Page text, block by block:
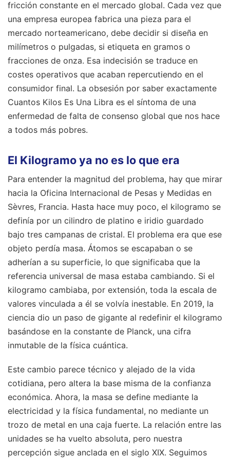
fricción constante en el mercado global. Cada vez que
una empresa europea fabrica una pieza para el
mercado norteamericano, debe decidir si diseña en
milímetros o pulgadas, si etiqueta en gramos o
fracciones de onza. Esa indecisión se traduce en
costes operativos que acaban repercutiendo en el
consumidor final. La obsesión por saber exactamente
Cuantos Kilos Es Una Libra es el síntoma de una
enfermedad de falta de consenso global que nos hace
a todos más pobres.
El Kilogramo ya no es lo que era
Para entender la magnitud del problema, hay que mirar
hacia la Oficina Internacional de Pesas y Medidas en
Sèvres, Francia. Hasta hace muy poco, el kilogramo se
definía por un cilindro de platino e iridio guardado
bajo tres campanas de cristal. El problema era que ese
objeto perdía masa. Átomos se escapaban o se
adherían a su superficie, lo que significaba que la
referencia universal de masa estaba cambiando. Si el
kilogramo cambiaba, por extensión, toda la escala de
valores vinculada a él se volvía inestable. En 2019, la
ciencia dio un paso de gigante al redefinir el kilogramo
basándose en la constante de Planck, una cifra
inmutable de la física cuántica.
Este cambio parece técnico y alejado de la vida
cotidiana, pero altera la base misma de la confianza
económica. Ahora, la masa se define mediante la
electricidad y la física fundamental, no mediante un
trozo de metal en una caja fuerte. La relación entre las
unidades se ha vuelto absoluta, pero nuestra
percepción sigue anclada en el siglo XIX. Seguimos